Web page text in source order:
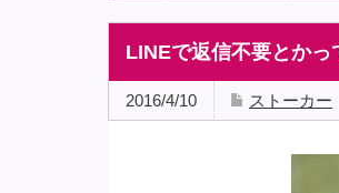
LINEで返信不要とかっ
2016/4/10 ストーカー